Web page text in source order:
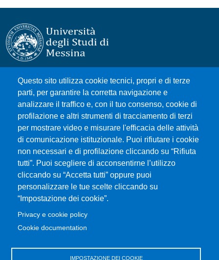
Questo sito utilizza cookie tecnici, propri e di terze
parti, per garantire la corretta navigazione e
analizzare il traffico e, con il tuo consenso, cookie di
profilazione e altri strumenti di tracciamento di terzi
per mostrare video e misurare l'efficacia delle attività
di comunicazione istituzionale. Puoi rifiutare i cookie
non necessari e di profilazione cliccando su “Rifiuta
tutti”. Puoi scegliere di acconsentirne l’utilizzo
cliccando su “Accetta tutti” oppure puoi
personalizzare le tue scelte cliccando su
“Impostazione dei cookie”.
Privacy e cookie policy
Cookie documentation
IMPOSTAZIONE DEI COOKIE
Università degli Studi di Messina
Piazza Pugliatti, 1 - 98122 Messina
Cod. Fiscale 80004070837
P.IVA 00724160833
Centralino: 090 676 1
MENÙ FOOTER 1
Accessibilità
Mappa del sito
Privacy e cookie policy
Cambia idea sui cookie